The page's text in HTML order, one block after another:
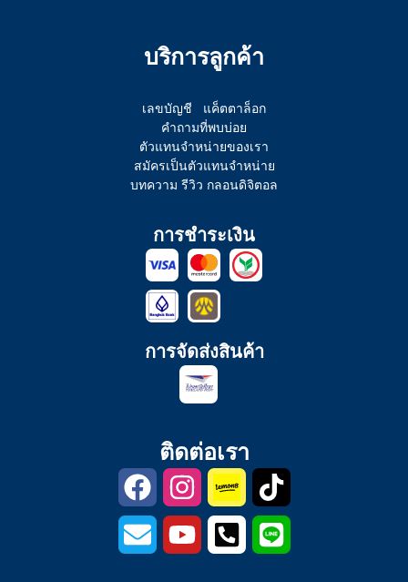
บริการลูกค้า
เลขบัญชี
แค็ตตาล็อก
คำถามที่พบบ่อย
ตัวแทนจำหน่ายของเรา
สมัครเป็นตัวแทนจำหน่าย
บทความ รีวิว กลอนดิจิตอล
การชำระเงิน
การจัดส่งสินค้า
ติดต่อเรา